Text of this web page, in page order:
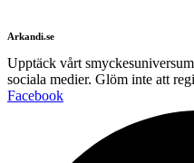
Arkandi.se
Upptäck vårt
sociala medier. Glöm inte att
Facebook